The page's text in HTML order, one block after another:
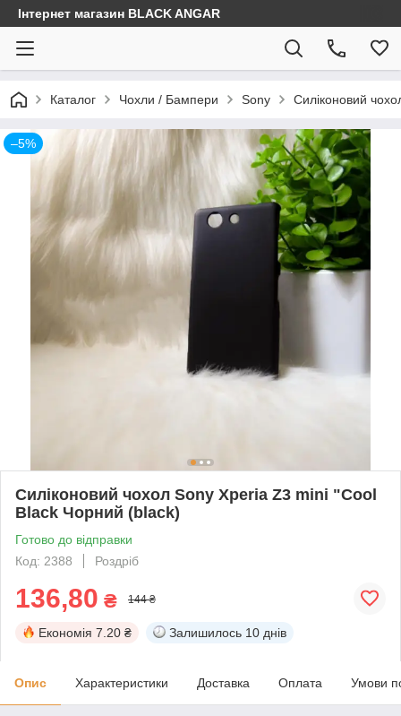
Інтернет магазин BLACK ANGAR
Каталог Чохли / Бампери Sony Силіконовий
–5%
Силіконовий чохол Sony Xperia Z3 mini "Cool
Black Чорний (black)
Готово до відправки
Код: 2388
Роздріб
136,80 ₴ 144 ₴
Економія 7.20 ₴ Залишилось 10 днів
Опис Характеристики Доставка Оплата Умови